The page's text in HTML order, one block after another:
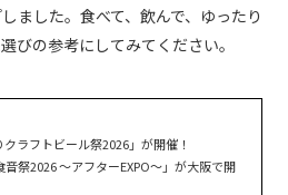
ました。食べて、飲んで、ゆったり
びの参考にしてみてください。
ラフトビール祭2026」が開催！
祭2026 〜アフターEXPO〜」が大阪で開